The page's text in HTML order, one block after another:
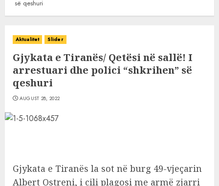
së qeshuri
Aktualitet Slider
Gjykata e Tiranës/ Qetësi në sallë! I
arrestuari dhe polici “shkrihen” së
qeshuri
AUGUST 28, 2022
Gjykata e Tiranës la sot në burg 49-vjeçarin
Albert Ostreni, i cili plagosi me armë zjarri